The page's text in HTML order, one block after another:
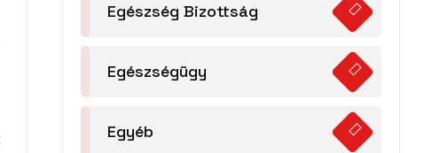
Egészség Bizottság
Egészségügy
Egyéb